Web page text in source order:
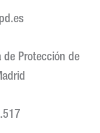
de Protección de